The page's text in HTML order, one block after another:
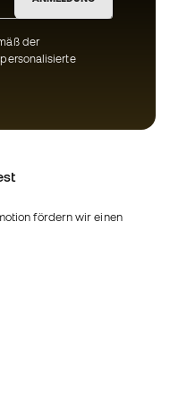
der
fördern wir einen